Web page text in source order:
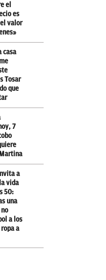
el
es
el valor
casa
Tosar
que
7
a
vida
50:
una
a los
a